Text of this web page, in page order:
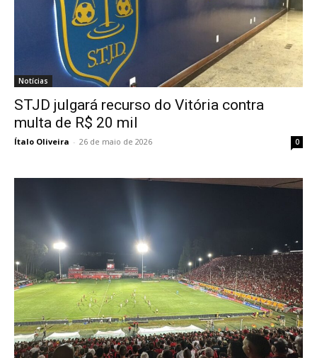
Notícias
STJD julgará recurso do Vitória contra
multa de R$ 20 mil
Ítalo Oliveira - 26 de maio de 2026 0